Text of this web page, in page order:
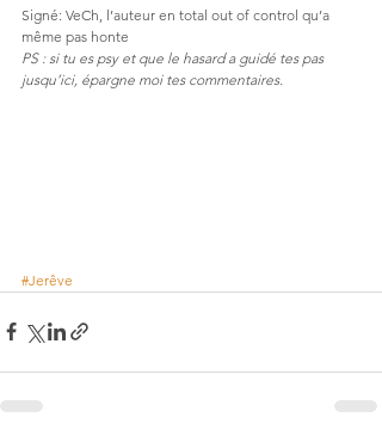
Signé: VeCh, l’auteur en total out of control qu’a
même pas honte
PS : si tu es psy et que le hasard a guidé tes pas
jusqu’ici, épargne moi tes commentaires.
#Jerêve